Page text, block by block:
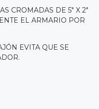
CROMADAS DE 5" X 2"
EL ARMARIO POR
EVITA QUE SE